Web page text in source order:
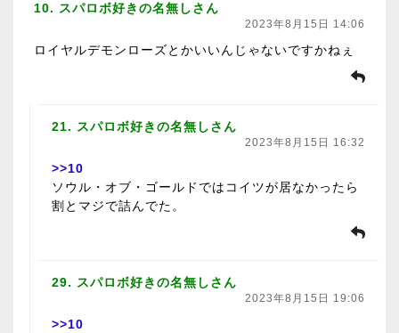
10. スパロボ好きの名無しさん
2023年8月15日 14:06
ロイヤルデモンローズとかいいんじゃないですかねぇ
21. スパロボ好きの名無しさん
2023年8月15日 16:32
>>10
ソウル・オブ・ゴールドではコイツが居なかったら
割とマジで詰んでた。
29. スパロボ好きの名無しさん
2023年8月15日 19:06
>>10